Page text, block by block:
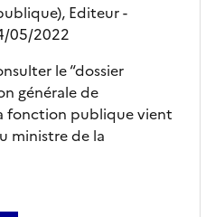
Editeur-
05/2022
le “dossier
générale de
fonction publique vient
ministre de la